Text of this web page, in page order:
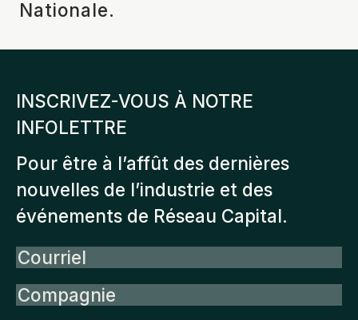
Nationale.
INSCRIVEZ-VOUS À NOTRE
INFOLETTRE
Pour être à l’affût des dernières
nouvelles de l’industrie et des
événements de Réseau Capital.
Courriel
Compagnie